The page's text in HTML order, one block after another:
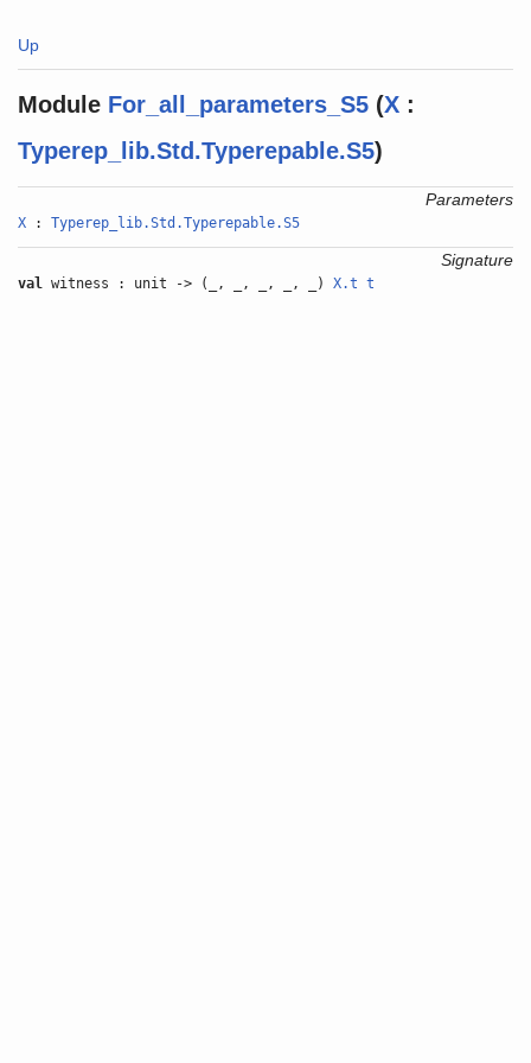
Up
Module For_all_parameters_S5 (X :
Typerep_lib.Std.Typerepable.S5)
Parameters
X :Typerep_lib.Std.Typerepable.S5
Signature
val witness : unit -> (_, _, _, _, _)X.t t